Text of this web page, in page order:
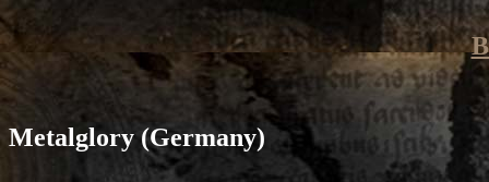
Metalglory(Germany)